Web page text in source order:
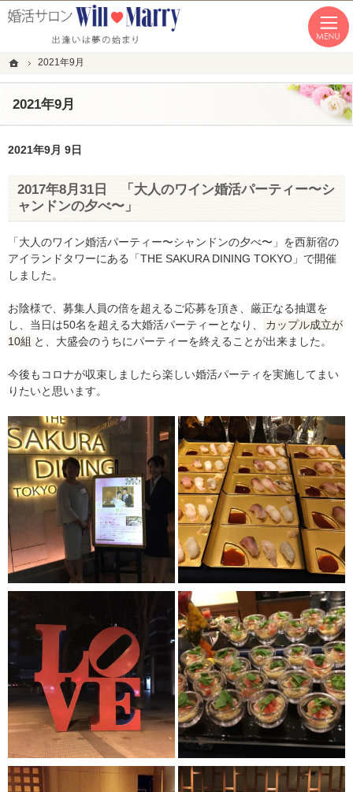
ホーム
2021年9月
2021年9月
「本気の婚活」を応援します。恵比寿・青山・湘南の結婚相談所なら私たちへ。
恵比寿・青山・湘南の婚活なら１年以内の成婚にこだわる結婚相談所WillMarry
2021年9月 9日
2017年8月31日 「大人のワイン婚活パーティー〜シ
ャンドンの夕べ〜」
「大人のワイン婚活パーティー〜シャンドンの夕べ〜」を西新宿の
アイランドタワーにある「THE SAKURA DINING TOKYO」で開催
しました。
お陰様で、募集人員の倍を超えるご応募を頂き、厳正なる抽選を
し、当日は50名を超える大婚活パーティーとなり、
カップル成立が
10組 と、大盛会のうちにパーティーを終えることが出来ました。
今後もコロナが収束しましたら楽しい婚活パーティを実施してまい
りたいと思います。